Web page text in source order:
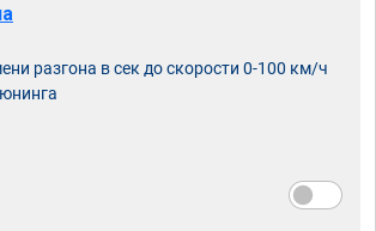
разгона в сек до скорости 0-100 км/ч